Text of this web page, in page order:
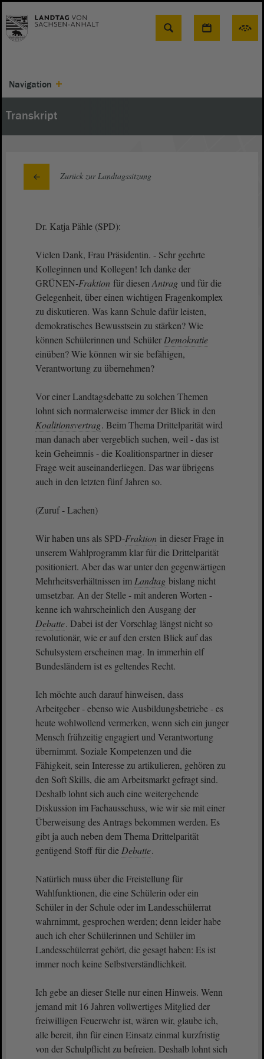
Suche
Navigation
Transkript
Zurück zur Landtagssitzung
Dr. Katja Pähle (SPD):
Vielen Dank, Frau Präsidentin. - Sehr geehrte
Kolleginnen und Kollegen! Ich danke der
GRÜNEN-Fraktion für diesen Antrag und für die
Gelegenheit, über einen wichtigen Fragenkomplex
zu diskutieren. Was kann Schule dafür leisten,
demokratisches Bewusstsein zu stärken? Wie
können Schülerinnen und Schüler Demokratie
einüben? Wie können wir sie befähigen,
Verantwortung zu übernehmen?
Vor einer Landtagsdebatte zu solchen Themen
lohnt sich normalerweise immer der Blick in den
Koalitionsvertrag. Beim Thema Drittelparität wird
man danach aber vergeblich suchen, weil - das ist
kein Geheimnis - die Koalitionspartner in dieser
Frage weit auseinanderliegen. Das war übrigens
auch in den letzten fünf Jahren so.
(Zuruf - Lachen)
Wir haben uns als SPD-Fraktion in dieser Frage in
unserem Wahlprogramm klar für die Drittelparität
positioniert. Aber das war unter den gegenwärtigen
Mehrheitsverhältnissen im Landtag bislang nicht
umsetzbar. An der Stelle - mit anderen Worten -
kenne ich wahrscheinlich den Ausgang der
Debatte. Dabei ist der Vorschlag längst nicht so
revolutionär, wie er auf den ersten Blick auf das
Schulsystem erscheinen mag. In immerhin elf
Bundesländern ist es geltendes Recht.
Ich möchte auch darauf hinweisen, dass
Arbeitgeber - ebenso wie Ausbildungsbetriebe - es
heute wohlwollend vermerken, wenn sich ein junger
Mensch frühzeitig engagiert und Verantwortung
übernimmt. Soziale Kompetenzen und die
Fähigkeit, sein Interesse zu artikulieren, gehören zu
den Soft Skills, die am Arbeitsmarkt gefragt sind.
Deshalb lohnt sich auch eine weitergehende
Diskussion im Fachausschuss, wie wir sie mit einer
Überweisung des Antrags bekommen werden. Es
gibt ja auch neben dem Thema Drittelparität
genügend Stoff für die Debatte.
Natürlich muss über die Freistellung für
Wahlfunktionen, die eine Schülerin oder ein
Schüler in der Schule oder im Landesschülerrat
wahrnimmt, gesprochen werden; denn leider habe
auch ich eher Schülerinnen und Schüler im
Landesschülerrat gehört, die gesagt haben: Es ist
immer noch keine Selbstverständlichkeit.
Ich gebe an dieser Stelle nur einen Hinweis. Wenn
jemand mit 16 Jahren vollwertiges Mitglied der
freiwilligen Feuerwehr ist, wären wir, glaube ich,
alle bereit, ihn für einen Einsatz einmal kurzfristig
von der Schulpflicht zu befreien. Deshalb lohnt sich